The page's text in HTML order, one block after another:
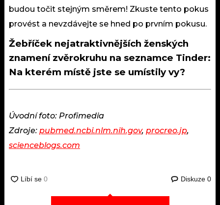
budou točit stejným směrem! Zkuste tento pokus
provést a nevzdávejte se hned po prvním pokusu.
Žebříček nejatraktivnějších ženských
znamení zvěrokruhu na seznamce Tinder:
Na kterém místě jste se umístily vy?
Úvodní foto: Profimedia
Zdroje: pubmed.ncbi.nlm.nih.gov, procreo.jp,
scienceblogs.com
Diskuze 0